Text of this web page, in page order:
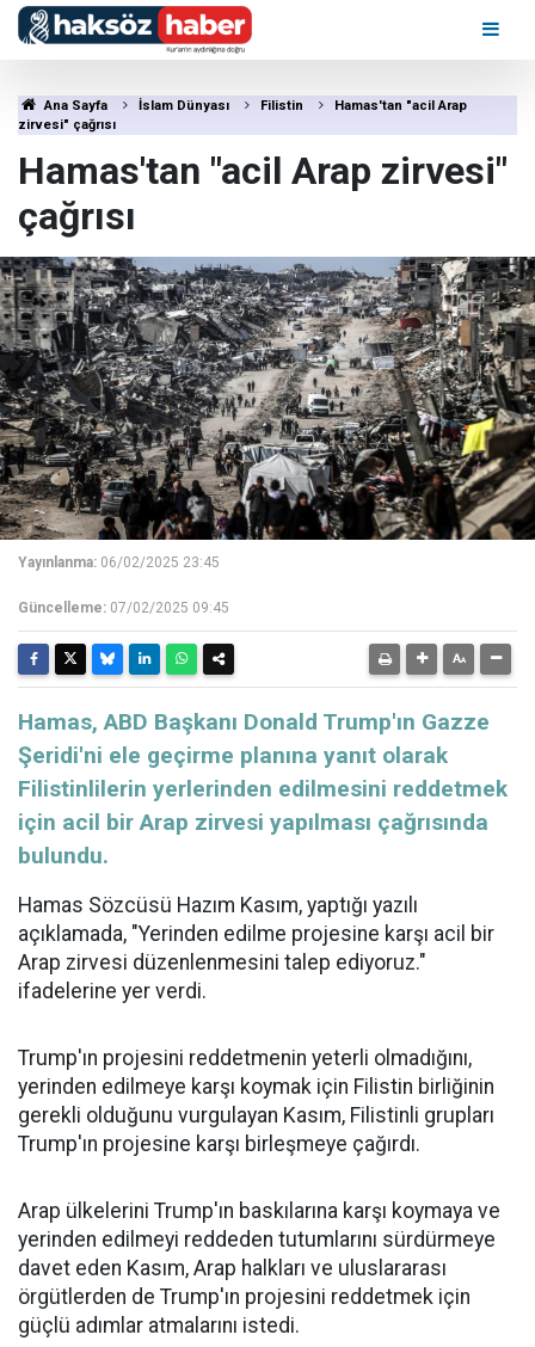
Ana Sayfa İslam Dünyası Filistin
Hamas'tan "acil Arap
zirvesi" çağrısı
Hamas'tan "acil Arap zirvesi"
çağrısı
Yayınlanma: 06/02/2025 23:45
Güncelleme: 07/02/2025 09:45
​​​​​​​Hamas, ABD Başkanı Donald Trump'ın Gazze
Şeridi'ni ele geçirme planına yanıt olarak
Filistinlilerin yerlerinden edilmesini reddetmek
için acil bir Arap zirvesi yapılması çağrısında
bulundu.
Hamas Sözcüsü Hazım Kasım, yaptığı yazılı
açıklamada, "Yerinden edilme projesine karşı acil bir
Arap zirvesi düzenlenmesini talep ediyoruz."
ifadelerine yer verdi.
Trump'ın projesini reddetmenin yeterli olmadığını,
yerinden edilmeye karşı koymak için Filistin birliğinin
gerekli olduğunu vurgulayan Kasım, Filistinli grupları
Trump'ın projesine karşı birleşmeye çağırdı.
Arap ülkelerini Trump'ın baskılarına karşı koymaya ve
yerinden edilmeyi reddeden tutumlarını sürdürmeye
davet eden Kasım, Arap halkları ve uluslararası
örgütlerden de Trump'ın projesini reddetmek için
güçlü adımlar atmalarını istedi.